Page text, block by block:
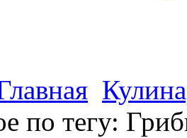
по тегу: